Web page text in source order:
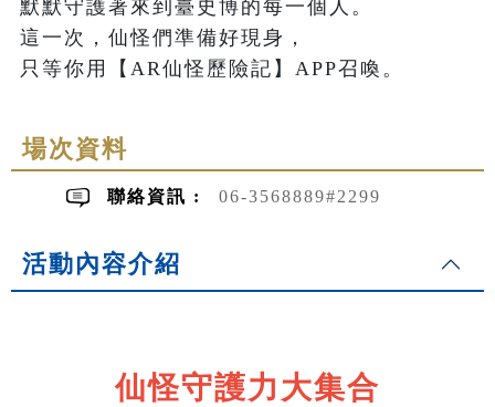
默默守護著來到臺史博的每一個人。
這一次，仙怪們準備好現身，
只等你用【AR仙怪歷險記】APP召喚。
場次資料
聯絡資訊 : 06-3568889#2299
活動內容介紹
仙怪守護力大集合